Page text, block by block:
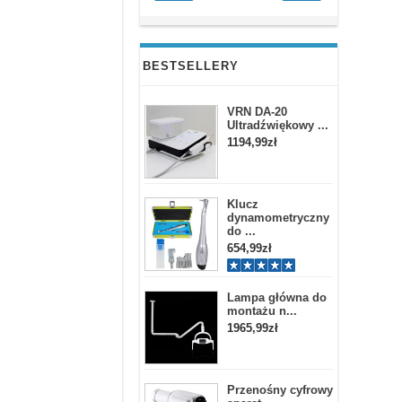
BESTSELLERY
VRN DA-20
Ultradźwiękowy ...
1194,99zł
Klucz
dynamometryczny
do ...
654,99zł
Lampa główna do
montażu n...
1965,99zł
Przenośny cyfrowy